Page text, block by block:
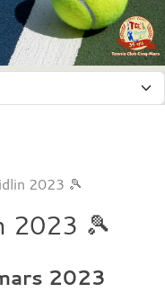
2023 🎾
2023 🎾
2023